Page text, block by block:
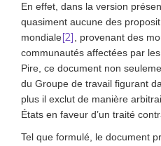
En effet, dans la version
quasiment aucune des
mondiale[2]
, provenant des
communautés affectées par
Pire, ce document non
du Groupe de travail figurant
plus il exclut de manière
États en faveur d’un traité
Tel que formulé, le document